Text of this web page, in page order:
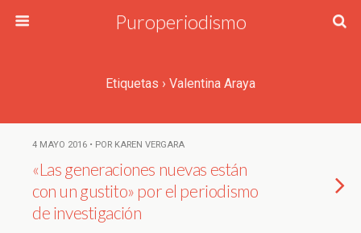
Puroperiodismo
Etiquetas › Valentina Araya
4 MAYO 2016 • POR KAREN VERGARA
«Las generaciones nuevas están
con un gustito» por el periodismo
de investigación